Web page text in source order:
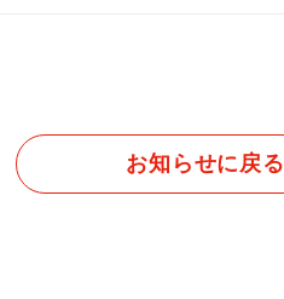
お知らせに戻る